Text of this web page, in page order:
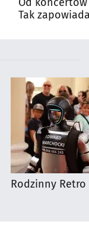
Tak
Rodzinny Retro